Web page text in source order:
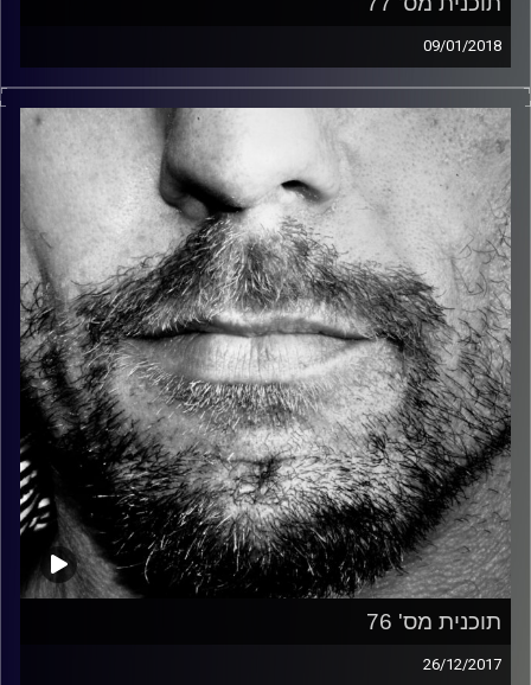
09/01/2018
זיפים, מוזיקה מחוספסת של הופעות חיות. הרבה ג'אם, רוק,
בלוז, bluegrass, ג'אז, Fאנק, פרוגרסיב ואפילו אלקטרוניקה.
כל מה שחי, אמיתי ונושם.
עם שמוליק רגב.
קרדיט תמונות: David Goehring
תוכנית מס' 76
26/12/2017